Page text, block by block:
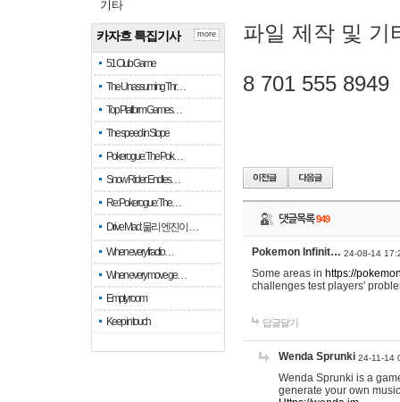
기타
카자흐 특집기사
51 Club Game
The Unassuming Thr…
Top Platform Games…
The speed in Slope
Pokerogue: The Pok…
Snow Rider: Endles…
Re: Pokerogue: The…
Drive Mad: 물리 엔진이 …
When every fractio…
When every move ge…
Empty room
Keep in touch
more 파일 제작 및 기
8 701 555 8949
댓글목록949
Pokemon Infinit… 24-08-14
Some areas in https://
challenges test players'
답글달기
Wenda Sprunki 24-11-14
Wenda Sprunki is a
generate your own